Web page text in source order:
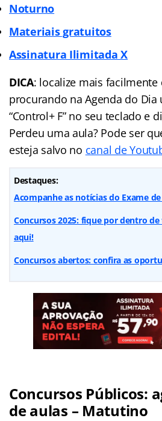
Noturno
Materiais gratuitos
Assinatura Ilimitada X
DICA: localize mais facilmente
procurando na Agenda do
“Control+ F” no seu teclado e
Perdeu uma aula? Pode ser
esteja salvo no canal de
Destaques:
Acompanhe as notícias do Exame
Concursos 2025: fique por dentro
aqui!
Concursos abertos: confira as
Concursos Públicos:
de aulas – Matutino